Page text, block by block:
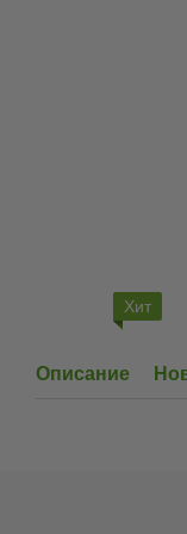
Хит
Описание